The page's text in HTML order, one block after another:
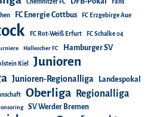
Chemnitzer FC Fans
FC Energie Cottbus FC Erzgebirge Aue
FC Rot-Weiß Erfurt FC Schalke 04
Hallescher FC Hamburger SV
Kiel Junioren
Junioren-Regionalliga
Landespokal
Oberliga Regionalliga
SV Werder Bremen